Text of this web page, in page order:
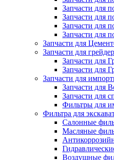
Запчасти для
Запчасти для
Запчасти для
Запчасти для
Запчасти для
Запчасти для
Запчасти для
Запчасти для
Запчасти для
Запчасти для
Запчасти для
Фильтры для
Фильтра для
Салонные
Масляные
Воздушные